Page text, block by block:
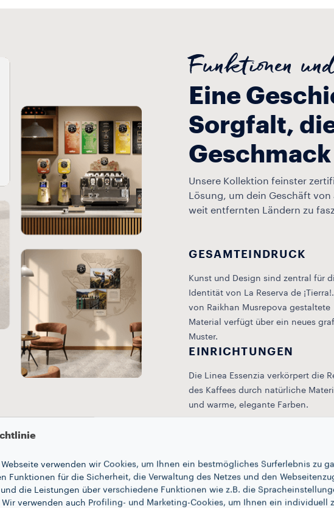
Funktionen
Eine
Sorgfalt,
Unsere Kollektion feinster
Lösung, um dein Geschäft
weit entfernten Ländern zu
GESAMTEINDRUCK
Kunst und Design sind zentral für
Identität von La Reserva de
von Raikhan Musrepova gestaltete
Material verfügt über ein neues
Muster.
EINRICHTUNGEN
Die Linea Essenzia verkörpert die
des Kaffees durch natürliche
und warme, elegante Farben.
Webseite verwenden wir Cookies, um Ihnen ein bestmögliches Surferlebnis zu
Funktionen für die Sicherheit, die Verwaltung des Netzes und den
und die Leistungen über verschiedene Funktionen wie z.B. die
Wir verwenden auch Profiling- und Marketing-Cookies, um Ihnen ein individuell